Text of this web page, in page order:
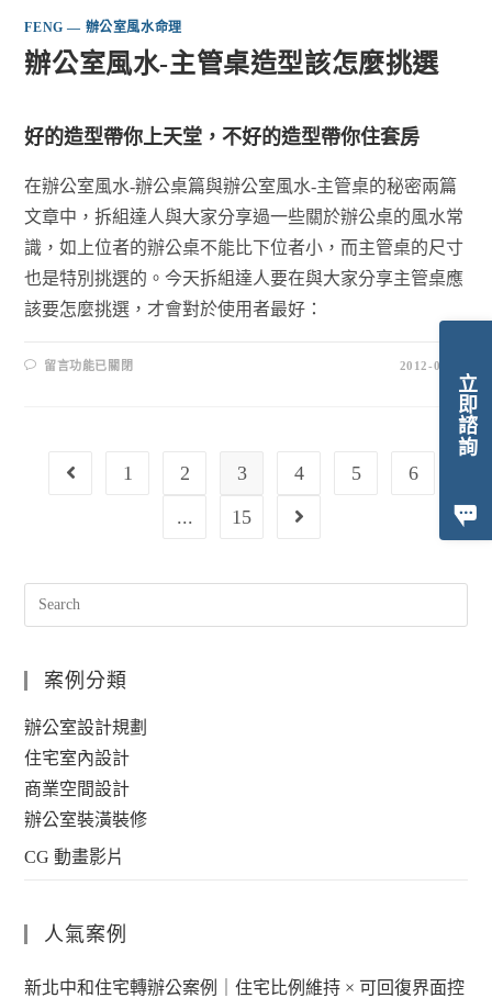
立即諮詢
FENG — 辦公室風水命理
辦公室風水-主管桌造型該怎麼挑選
好的造型帶你上天堂，不好的造型帶你住套房
在辦公室風水-辦公桌篇與辦公室風水-主管桌的秘密兩篇
文章中，拆組達人與大家分享過一些關於辦公桌的風水常
識，如上位者的辦公桌不能比下位者小，而主管桌的尺寸
也是特別挑選的。今天拆組達人要在與大家分享主管桌應
該要怎麼挑選，才會對於使用者最好：
留言功能已關閉 2012-06-04
1 2 3 4 5
6
...
15
案例分類
辦公室設計規劃
住宅室內設計
商業空間設計
辦公室裝潢裝修
CG 動畫影片
人氣案例
新北中和住宅轉辦公案例｜住宅比例維持 × 可回復界面控